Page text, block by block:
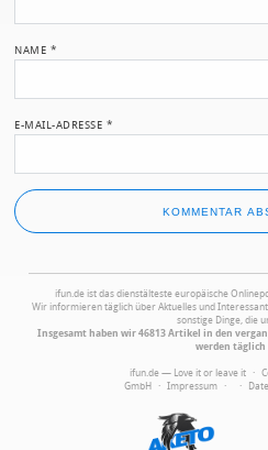
NAME *
E-MAIL-ADRESSE *
ifun.de ist das dienstälteste europäische
Wir informieren täglich über Aktuelles und
sonstige Dinge, die
Insgesamt haben wir 46813 Artikel in den
werden täglich
ifun.de — Love it or leave it ·
GmbH · Impressum · ·